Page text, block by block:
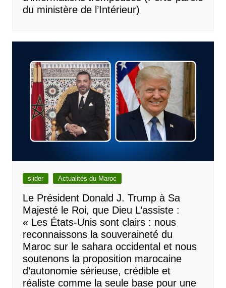
du ministère de l’Intérieur)
slider Actualités du Maroc
Le Président Donald J. Trump à Sa
Majesté le Roi, que Dieu L’assiste :
« Les États-Unis sont clairs : nous
reconnaissons la souveraineté du
Maroc sur le sahara occidental et nous
soutenons la proposition marocaine
d’autonomie sérieuse, crédible et
réaliste comme la seule base pour une